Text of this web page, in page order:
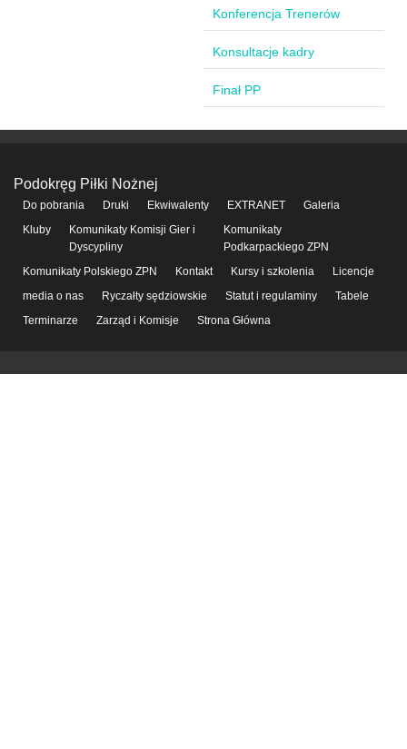
Konferencja Trenerów
Konsultacje kadry
Finał PP
Podokręg Piłki Nożnej
Do pobrania Druki Ekwiwalenty EXTRANET
Galeria
Kluby
Komunikaty Komisji Gier i
Dyscypliny
Komunikaty
Podkarpackiego ZPN
Komunikaty Polskiego ZPN
Kontakt Kursy i szkolenia
Licencje
media o nas
Ryczałty sędziowskie Statut i regulaminy
Tabele
Terminarze
Zarząd i Komisje Strona Główna